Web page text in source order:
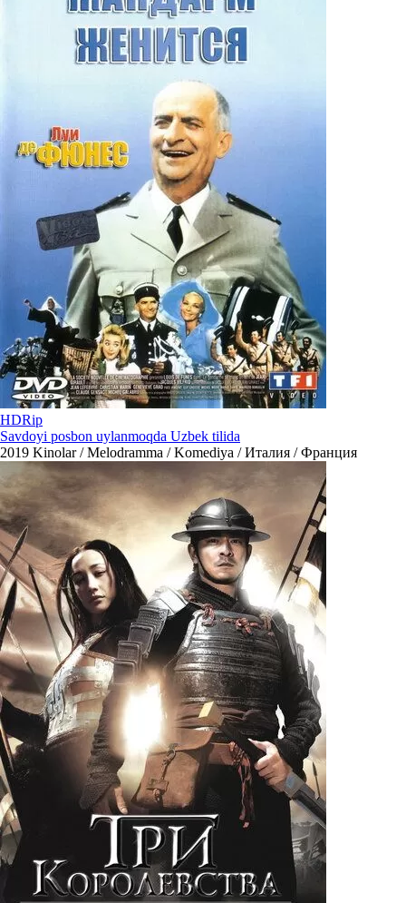
HDRip
Savdoyi posbon uylanmoqda Uzbek tilida
2019 Kinolar / Melodramma / Komediya / Италия / Франция